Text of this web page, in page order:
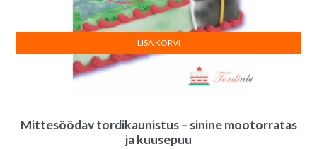
Mittesöödav tordikaunistus – sinine mootorratas
ja kuusepuu
LISA KORVI